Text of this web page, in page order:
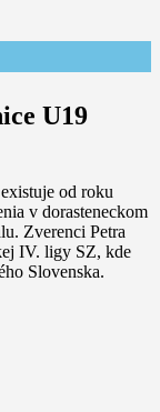
U19
od roku
v dorasteneckom
Zverenci Petra
IV. ligy SZ, kde
Slovenska.